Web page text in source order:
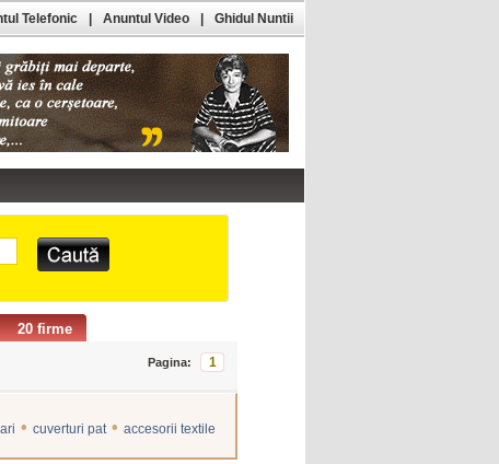
20 firme
Pagina: 1
• cuverturi pat • accesorii textile
Telefonic Anuntul Video Ghidul Nuntii